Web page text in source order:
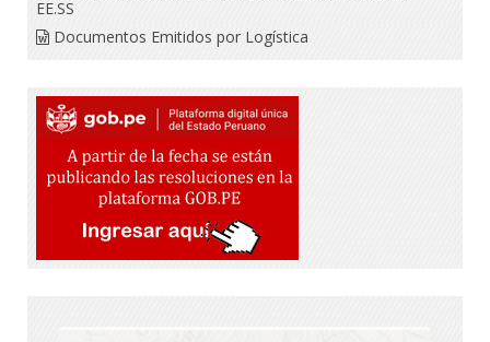
EE.SS
Documentos Emitidos por Logística